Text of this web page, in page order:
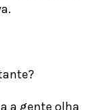
a gente olha